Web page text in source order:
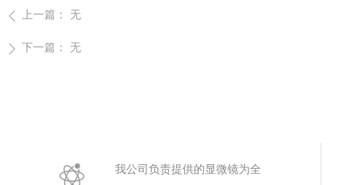
ꄴ 上一篇： 无
ꄲ 下一篇： 无
我公司负责提供的显微镜为全